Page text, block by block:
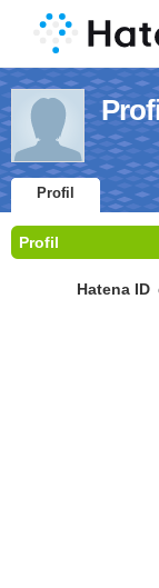
Profil
Profil
Hatena ID